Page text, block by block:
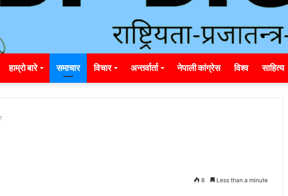
हाम्रो बारे समाचार विचार अन्तर्वार्ता नेपाली कांग्रेस विश्व साहित्य
8 Less than a minute